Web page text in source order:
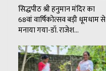
सिद्धपीठ श्री हनुमान मंदिर का
68वां वार्षिकोत्सव बड़ी धूमधाम से
मनाया गया-डॉ. राजेश…